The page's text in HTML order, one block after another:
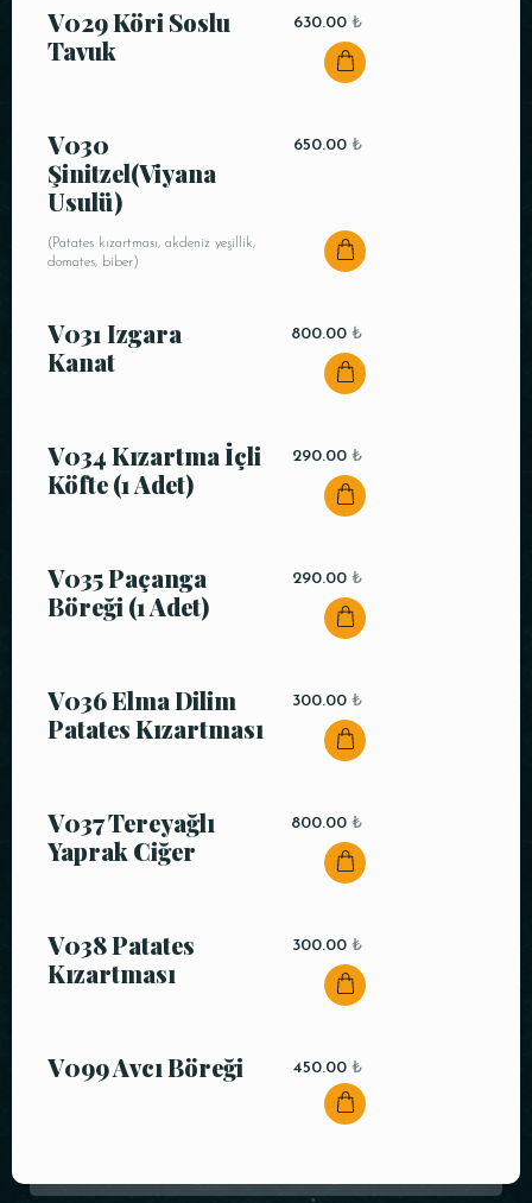
V029 Köri Soslu
Tavuk
630.00 ₺
V030
Şinitzel(Viyana
Usulü)
(Patates kızartması, akdeniz yeşillik,
domates, biber)
650.00 ₺
V031 Izgara
Kanat
800.00 ₺
V034 Kızartma İçli
Köfte (1 Adet)
290.00 ₺
V035 Paçanga
Böreği (1 Adet)
290.00 ₺
V036 Elma Dilim
Patates Kızartması
300.00 ₺
V037 Tereyağlı
Yaprak Ciğer
800.00 ₺
V038 Patates
Kızartması
300.00 ₺
V099 Avcı Böreği 450.00 ₺